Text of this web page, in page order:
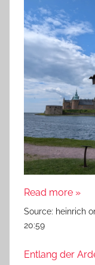
Read more »
Source: heinrich
20:59
Entlang der